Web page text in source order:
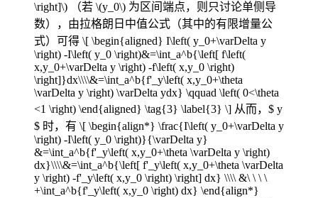
\right]\) （若 \(y_0\) 为区间端点，则只讨论单侧导
数），由拉格朗日中值公式（其中的有限增量公
式）可得 \[ \begin{aligned} I\left( y_0+\varDelta y
\right) -I\left( y_0 \right)&=\int_a^b{\left[ f\left(
x,y_0+\varDelta y \right) -f\left( x,y_0 \right)
\right]}dx\\\\&=\int_a^b{f'_y\left( x,y_0+\theta
\varDelta y \right) \varDelta ydx} \qquad \left( 0<\theta
<1 \right) \end{aligned} \tag{3} \label{3} \] 从而，$ y
$ 时，有 \[ \begin{align*} \frac{I\left( y_0+\varDelta y
\right) -I\left( y_0 \right)}{\varDelta y}
&=\int_a^b{f'_y\left( x,y_0+\theta \varDelta y \right)
dx}\\\\&=\int_a^b{\left[ f'_y\left( x,y_0+\theta \varDelta
y \right) -f'_y\left( x,y_0 \right) \right] dx} \\\\ &\ \ \ \
+\int_a^b{f'_y\left( x,y_0 \right) dx} \end{align*}